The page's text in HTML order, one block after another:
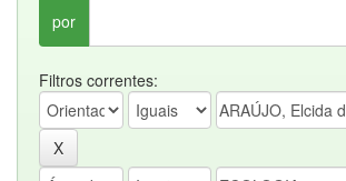
por
Filtros correntes: